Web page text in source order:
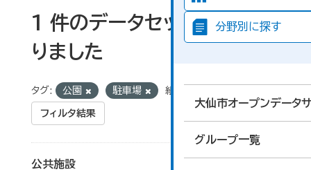
分野別に探す
大仙市オープンデータ
グループ一覧
1 件のデータセットが見つか
りました
タグ: 公園 駐車場 組織:
フィルタ結果
公共施設